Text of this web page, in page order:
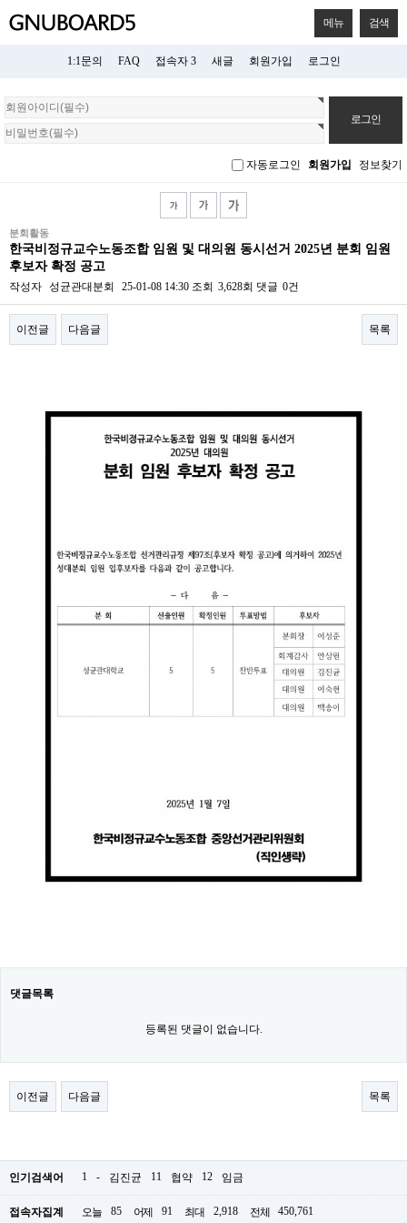
메뉴 검색
1:1문의 FAQ 접속자 3 새글 회원가입 로그인
회
원
로
자동로그인 회원가입 정보찾기
분회활동
한국비정규교수노동조합 임원 및 대의원 동시선거 2025년 분회 임원
후보자 확정 공고
작성자 성균관대분회 25-01-08 14:30 조회 3,628회 댓글 0건
이전글 다음글 목록
댓글목록
등록된 댓글이 없습니다.
이전글 다음글 목록
인기검색어 1 - 김진균 11 협약 12 임금
접속자집계 오늘 85 어제 91 최대 2,918 전체 450,761